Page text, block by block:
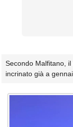
Secondo Malfitano,
incrinato già a